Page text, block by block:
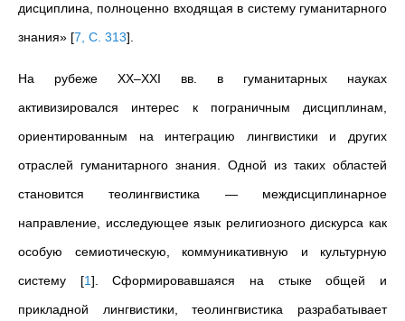
дисциплина, полноценно входящая в систему гуманитарного
знания» [7, С. 313]
На рубеже XX–XXI вв. в гуманитарных науках
активизировался интерес к пограничным дисциплинам,
ориентированным на интеграцию лингвистики и других
отраслей гуманитарного знания. Одной из таких областей
становится теолингвистика — междисциплинарное
направление, исследующее язык религиозного дискурса как
особую семиотическую, коммуникативную и культурную
систему [1] . Сформировавшаяся на стыке общей и
прикладной лингвистики, теолингвистика разрабатывает